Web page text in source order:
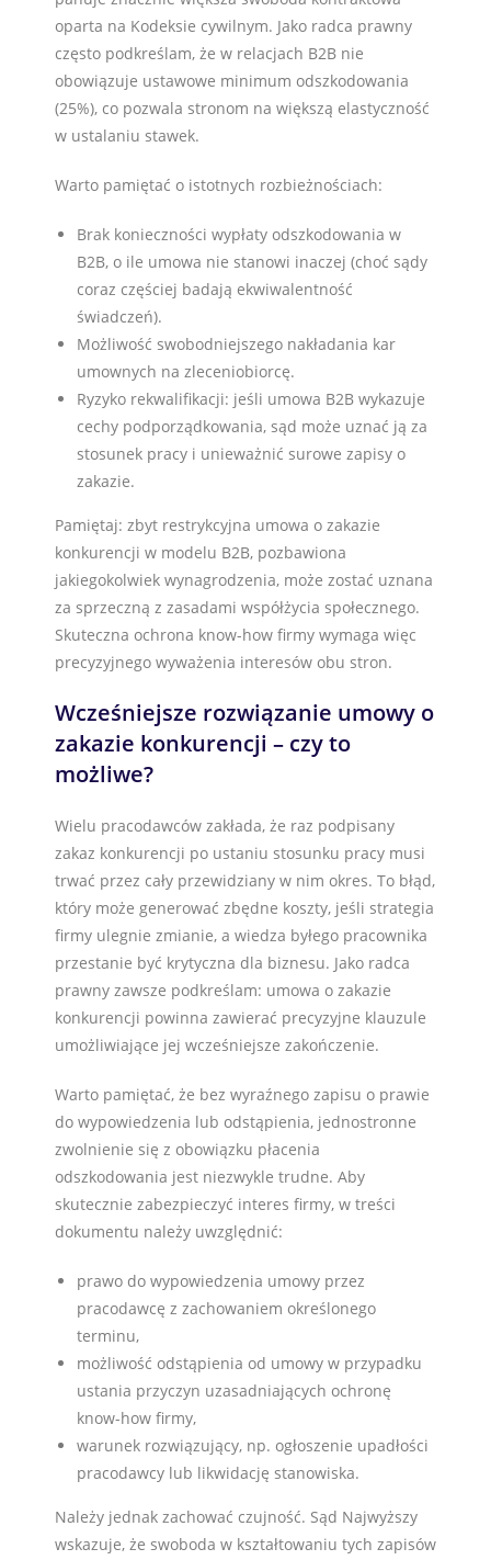
oparta na Kodeksie cywilnym. Jako radca prawny
często podkreślam, że w relacjach B2B nie
obowiązuje ustawowe minimum odszkodowania
(25%), co pozwala stronom na większą elastyczność
w ustalaniu stawek.
Warto pamiętać o istotnych rozbieżnościach:
Brak konieczności wypłaty odszkodowania w
B2B, o ile umowa nie stanowi inaczej (choć sądy
coraz częściej badają ekwiwalentność
świadczeń).
Możliwość swobodniejszego nakładania kar
umownych na zleceniobiorcę.
Ryzyko rekwalifikacji: jeśli umowa B2B wykazuje
cechy podporządkowania, sąd może uznać ją za
stosunek pracy i unieważnić surowe zapisy o
zakazie.
Pamiętaj: zbyt restrykcyjna umowa o zakazie
konkurencji w modelu B2B, pozbawiona
jakiegokolwiek wynagrodzenia, może zostać uznana
za sprzeczną z zasadami współżycia społecznego.
Skuteczna ochrona know-how firmy wymaga więc
precyzyjnego wyważenia interesów obu stron.
Wcześniejsze rozwiązanie umowy o
zakazie konkurencji – czy to
możliwe?
Wielu pracodawców zakłada, że raz podpisany
zakaz konkurencji po ustaniu stosunku pracy musi
trwać przez cały przewidziany w nim okres. To błąd,
który może generować zbędne koszty, jeśli strategia
firmy ulegnie zmianie, a wiedza byłego pracownika
przestanie być krytyczna dla biznesu. Jako radca
prawny zawsze podkreślam: umowa o zakazie
konkurencji powinna zawierać precyzyjne klauzule
umożliwiające jej wcześniejsze zakończenie.
Warto pamiętać, że bez wyraźnego zapisu o prawie
do wypowiedzenia lub odstąpienia, jednostronne
zwolnienie się z obowiązku płacenia
odszkodowania jest niezwykle trudne. Aby
skutecznie zabezpieczyć interes firmy, w treści
dokumentu należy uwzględnić:
prawo do wypowiedzenia umowy przez
pracodawcę z zachowaniem określonego
terminu,
możliwość odstąpienia od umowy w przypadku
ustania przyczyn uzasadniających ochronę
know-how firmy,
warunek rozwiązujący, np. ogłoszenie upadłości
pracodawcy lub likwidację stanowiska.
Należy jednak zachować czujność. Sąd Najwyższy
wskazuje, że swoboda w kształtowaniu tych zapisów